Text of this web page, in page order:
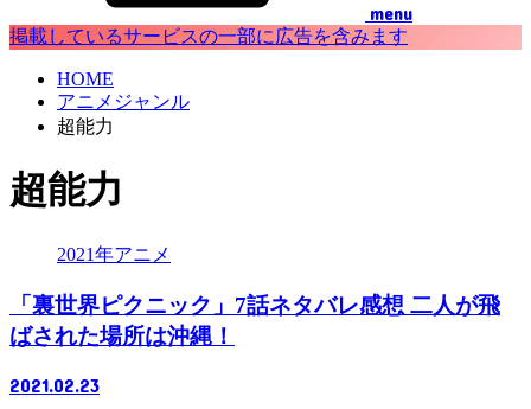
menu
掲載しているサービスの一部に広告を含みます
HOME
アニメジャンル
超能力
超能力
2021年アニメ
「裏世界ピクニック」7話ネタバレ感想 二人が飛
ばされた場所は沖縄！
2021.02.23